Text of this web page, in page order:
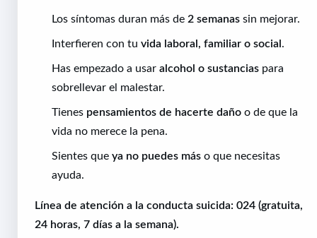
Los síntomas duran más de 2 semanas sin mejorar.
Interfieren con tu vida laboral, familiar o social
Has empezado a usar alcohol o sustancias para
sobrellevar el malestar.
Tienes pensamientos de hacerte daño o de que la
vida no merece la pena.
Sientes que ya no puedes más o que necesitas
ayuda.
Línea de atención a la conducta suicida: 024 (gratuita,
24 horas, 7 días a la semana).